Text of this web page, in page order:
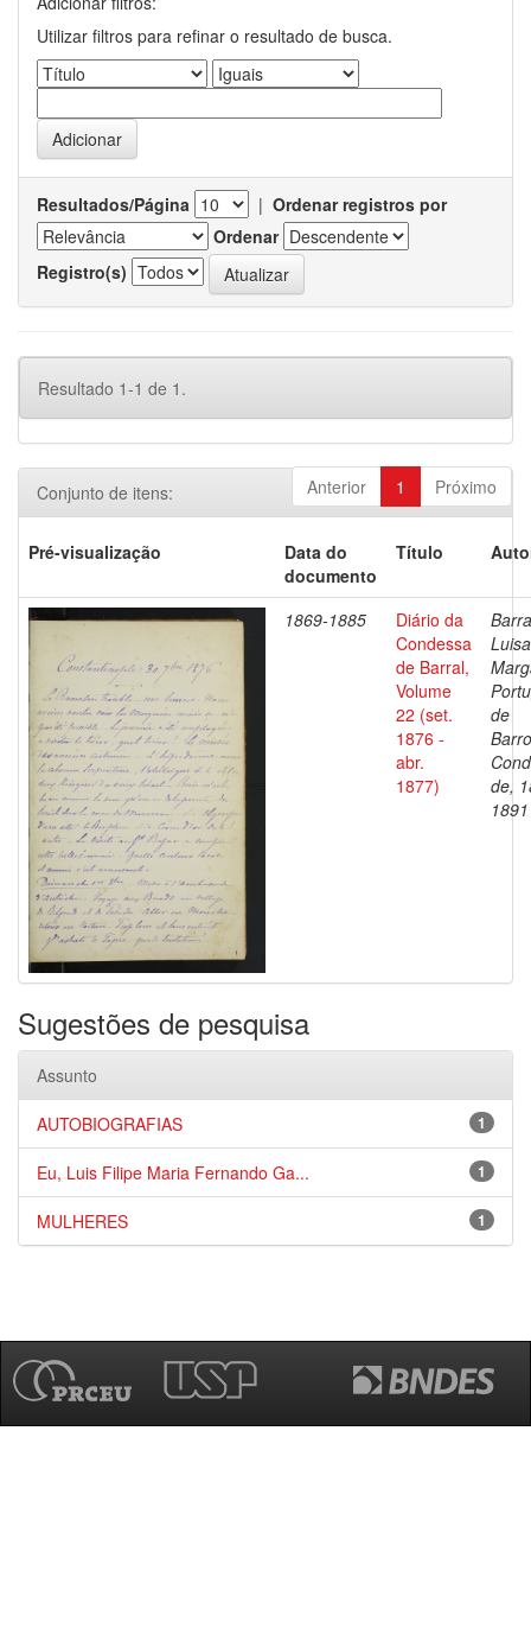
Utilizar filtros para refinar o resultado de busca.
Resultados/Página | Ordenar registros por
Ordenar
Registro(s)
Resultado 1-1 de 1.
Anterior 1 Próximo
Conjunto de itens:
Pré-visualização
Data do
documento
Título
1869-1885
Diário da
Condessa
de Barral,
Volume
22 (set.
1876 -
abr.
1877)
Luisa
de
de,
1891
Sugestões de pesquisa
Assunto
1
AUTOBIOGRAFIAS
1
Eu, Luis Filipe Maria Fernando Ga...
1
MULHERES